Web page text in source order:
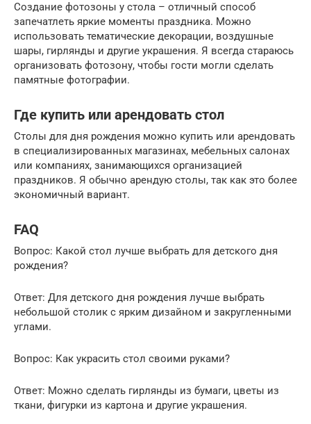
Создание фотозоны у стола – отличный способ
запечатлеть яркие моменты праздника. Можно
использовать тематические декорации, воздушные
шары, гирлянды и другие украшения. Я всегда стараюсь
организовать фотозону, чтобы гости могли сделать
памятные фотографии.
Где купить или арендовать стол
Столы для дня рождения можно купить или арендовать
в специализированных магазинах, мебельных салонах
или компаниях, занимающихся организацией
праздников. Я обычно арендую столы, так как это более
экономичный вариант.
FAQ
Вопрос: Какой стол лучше выбрать для детского дня
рождения?
Ответ: Для детского дня рождения лучше выбрать
небольшой столик с ярким дизайном и закругленными
углами.
Вопрос: Как украсить стол своими руками?
Ответ: Можно сделать гирлянды из бумаги, цветы из
ткани, фигурки из картона и другие украшения.